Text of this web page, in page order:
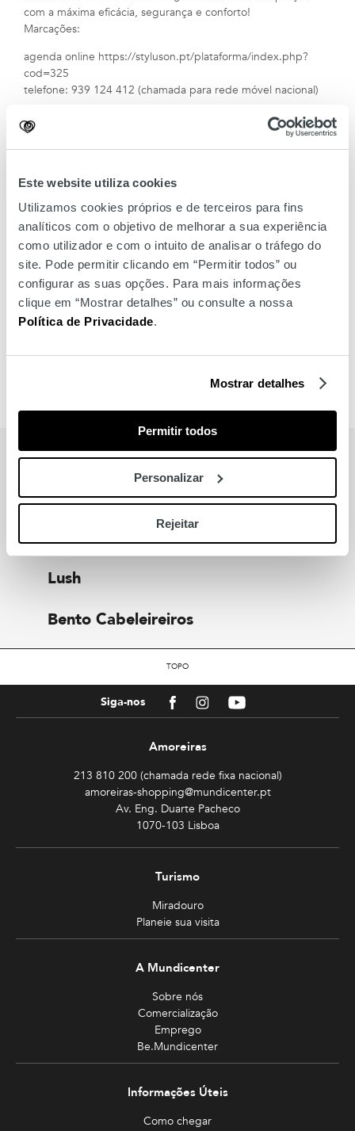
Este website utiliza cookies
Utilizamos cookies próprios e de terceiros para fins
analíticos com o objetivo de melhorar a sua experiência
como utilizador e com o intuito de analisar o tráfego do
site. Pode permitir clicando em “Permitir todos” ou
configurar as suas opções. Para mais informações
clique em “Mostrar detalhes” ou consulte a nossa
Política de Privacidade.
Mostrar detalhes
Permitir todos
Personalizar
Rejeitar
com a máxima eficácia, segurança e conforto!
Marcações:
agenda online https://styluson.pt/plataforma/index.php?
cod=325
telefone: 939 124 412 (chamada para rede móvel nacional)
Não perca a oportunidade de cuidar de si com os melhores
serviços de beleza e estética da Nails4'Us.
MARCAS
Lush
Bento Cabeleireiros
TOPO
Siga-nos FacebookInstagramYoutube
Amoreiras
213 810 200 (chamada rede fixa nacional)
amoreiras-shopping@mundicenter.pt
Av. Eng. Duarte Pacheco
1070-103 Lisboa
Turismo
Miradouro
Planeie sua visita
A Mundicenter
Sobre nós
Comercialização
Emprego
Be.Mundicenter
Informações Úteis
Como chegar